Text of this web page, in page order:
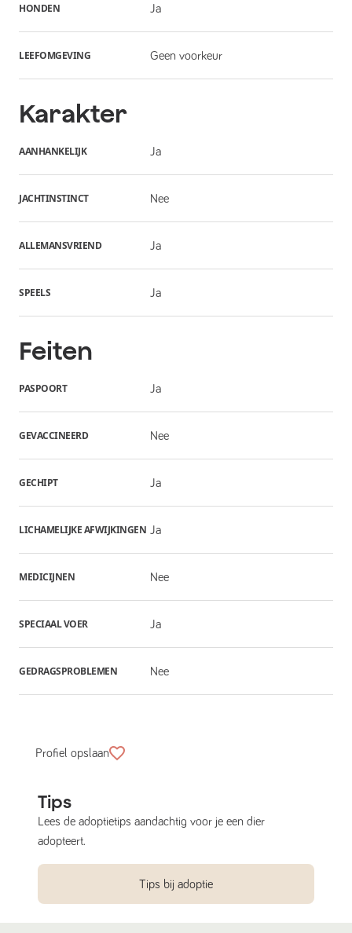
HONDEN Ja
LEEFOMGEVING Geen voorkeur
Karakter
AANHANKELIJK Ja
JACHTINSTINCT Nee
ALLEMANSVRIEND Ja
SPEELS Ja
Feiten
PASPOORT Ja
GEVACCINEERD Nee
GECHIPT Ja
LICHAMELIJKE AFWIJKINGEN Ja
MEDICIJNEN Nee
SPECIAAL VOER Ja
GEDRAGSPROBLEMEN Nee
Profiel opslaan
Tips
Lees de adoptietips aandachtig voor je een dier
adopteert.
Tips bij adoptie